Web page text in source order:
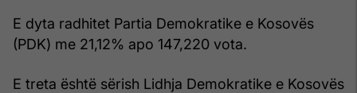
E dyta radhitet Partia Demokratike e Kosovës
(PDK) me 21,12% apo 147,220 vota.
E treta është sërish Lidhja Demokratike e Kosovës